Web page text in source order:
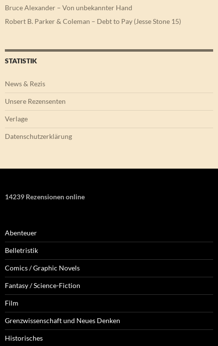
Bruce Alexander – Von unbekannter Hand
Robert B. Parker & Coleman – Debt to Pay (Jesse Stone 15)
STATISTIK
News & Rezis
Unsere Rezensenten
Verlage
Datenschutzerklärung
14239 Rezensionen online
Abenteuer
Belletristik
Comics / Graphic Novels
Fantasy / Science-Fiction
Film
Grenzwissenschaft und Neues Denken
Historisches